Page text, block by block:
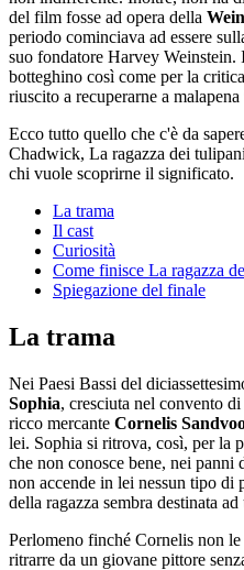
del film fosse ad opera della
periodo cominciava ad essere
suo fondatore Harvey
botteghino così come per la
riuscito a recuperarne a malapena
Ecco tutto quello che c'è da
Chadwick, La ragazza dei
chi vuole scoprirne il significato.
La trama
Il cast
Curiosità
Come finisce La ragazza
Spiegazione del finale
La trama
Nei Paesi Bassi del
Sophia, cresciuta nel convento
ricco mercante Cornelis
lei. Sophia si ritrova, così, per la
che non conosce bene, nei
non accende in lei nessun tipo di
della ragazza sembra destinata
Perlomeno finché Cornelis non
ritrarre da un giovane pittore